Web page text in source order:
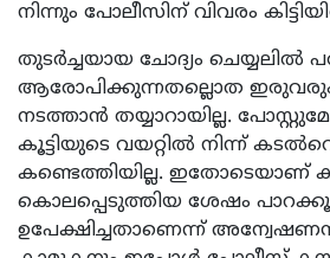
നിന്നും പോലീസിന് വിവരം
തുടര്‍ച്ചയായ ചോദ്യം ചെയ്യലിൽ
ആരോപിക്കുന്നതല്ലാെത
നടത്താന്‍ തയ്യാറായില്ല.
കൂട്ടിയുടെ വയറ്റില്‍ നിന്ന്
കണ്ടെത്തിയില്ല. ഇതോടെയാണ്
കൊലപ്പെടുത്തിയ ശേഷം
ഉപേക്ഷിച്ചതാണെന്ന്